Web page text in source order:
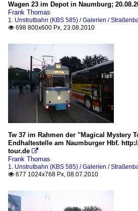
Wagen 23 im Depot in Naumburg;
Frank Thomas
1. Unstrutbahn (KBS 585) / Galerien /
 698 800x600 Px, 23.08.2010
Tw 37 im Rahmen der "Magical Mystery
Endhaltestelle am Naumburger Hbf.
tour.de 
Frank Thomas
1. Unstrutbahn (KBS 585) / Galerien /
 677 1024x768 Px, 08.07.2010